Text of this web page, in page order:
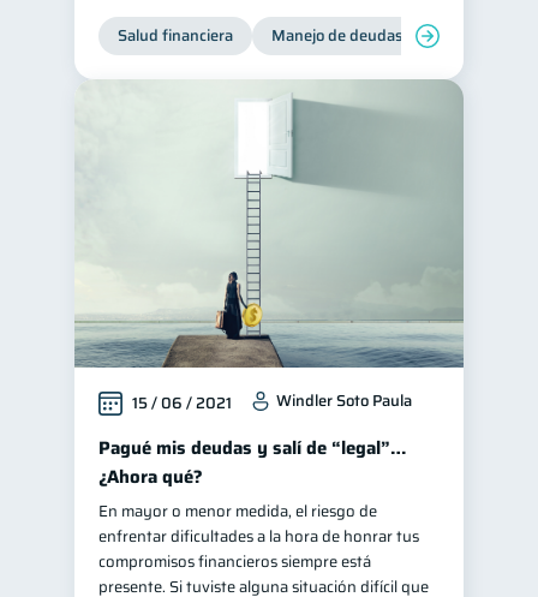
Salud financiera Manejo de deudas
15 / 06 / 2021 Windler Soto Paula
Pagué mis deudas y salí de “legal”…
¿Ahora qué?
En mayor o menor medida, el riesgo de
enfrentar dificultades a la hora de honrar tus
compromisos financieros siempre está
presente. Si tuviste alguna situación difícil que